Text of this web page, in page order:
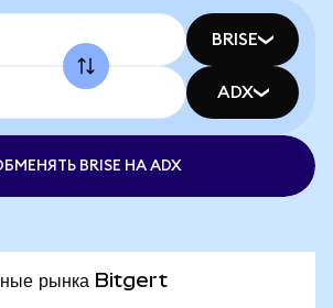
BRISE
ADX
BRISE НА ADX
рынка Bitgert